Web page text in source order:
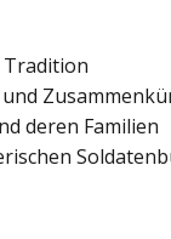
Tradition
deren Familien